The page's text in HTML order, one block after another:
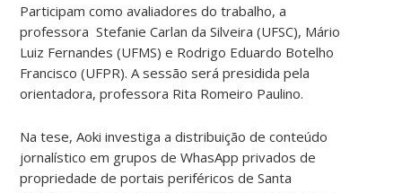
Participam como avaliadores do trabalho, a
professora Stefanie Carlan da Silveira (UFSC), Mário
Luiz Fernandes (UFMS) e Rodrigo Eduardo Botelho
Francisco (UFPR). A sessão será presidida pela
orientadora, professora Rita Romeiro Paulino.
Na tese, Aoki investiga a distribuição de conteúdo
jornalístico em grupos de WhasApp privados de
propriedade de portais periféricos de Santa